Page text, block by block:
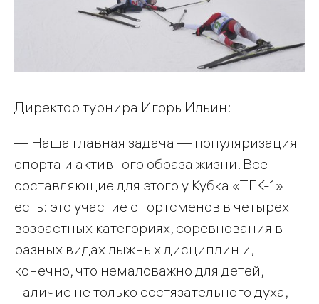
Директор турнира Игорь Ильин:
— Наша главная задача — популяризация
спорта и активного образа жизни. Все
составляющие для этого у Кубка «ТГК-1»
есть: это участие спортсменов в четырех
возрастных категориях, соревнования в
разных видах лыжных дисциплин и,
конечно, что немаловажно для детей,
наличие не только состязательного духа,